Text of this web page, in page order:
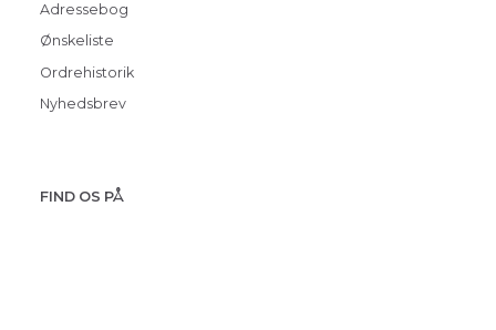
Adressebog
Ønskeliste
Ordrehistorik
Nyhedsbrev
FIND OS PÅ